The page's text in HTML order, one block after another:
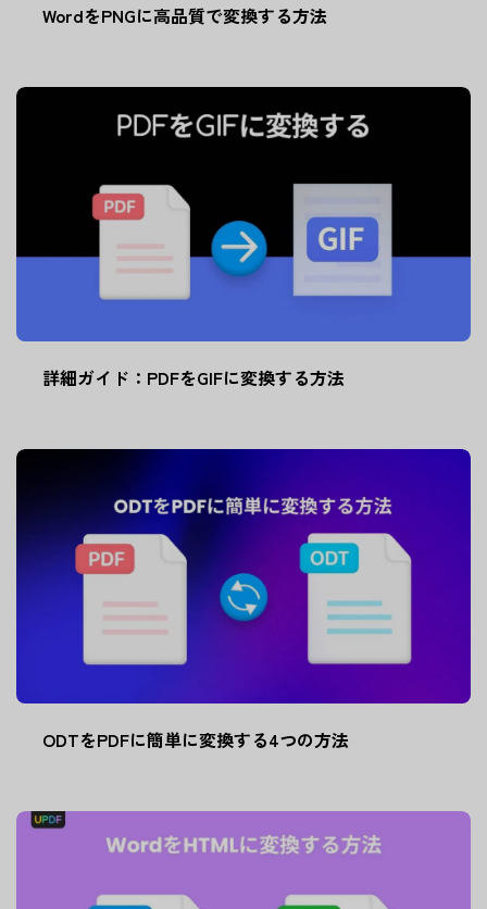
WordをPNGに高品質で変換する方法
詳細ガイド：PDFをGIFに変換する方法
ODTをPDFに簡単に変換する4つの方法